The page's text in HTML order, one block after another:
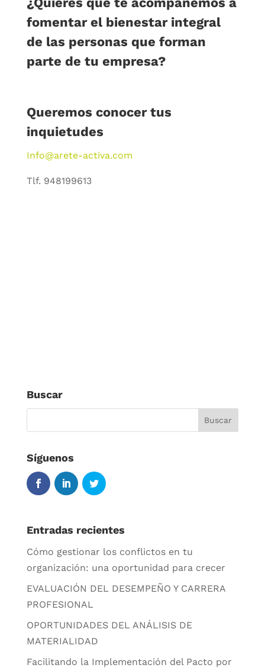
fomentar el bienestar integral
de las personas que forman
parte de tu empresa?
Queremos conocer tus
inquietudes
Info@arete-activa.com
Tlf. 948199613
Buscar
Síguenos
Entradas recientes
Cómo gestionar los conflictos en tu
organización: una oportunidad para crecer
EVALUACIÓN DEL DESEMPEÑO Y CARRERA
PROFESIONAL
OPORTUNIDADES DEL ANÁLISIS DE
MATERIALIDAD
Facilitando la Implementación del Pacto por